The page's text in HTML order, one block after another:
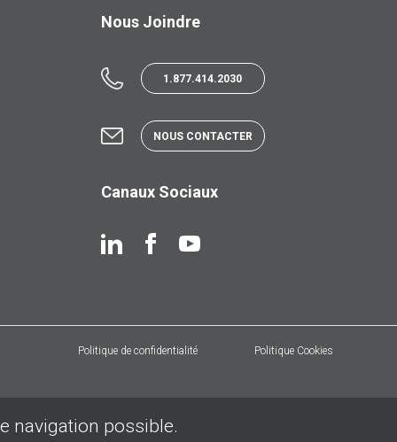
Nous Joindre
1.877.414.2030
NOUS CONTACTER
Canaux Sociaux
Politique de confidentialité Politique Cookies
navigation possible.